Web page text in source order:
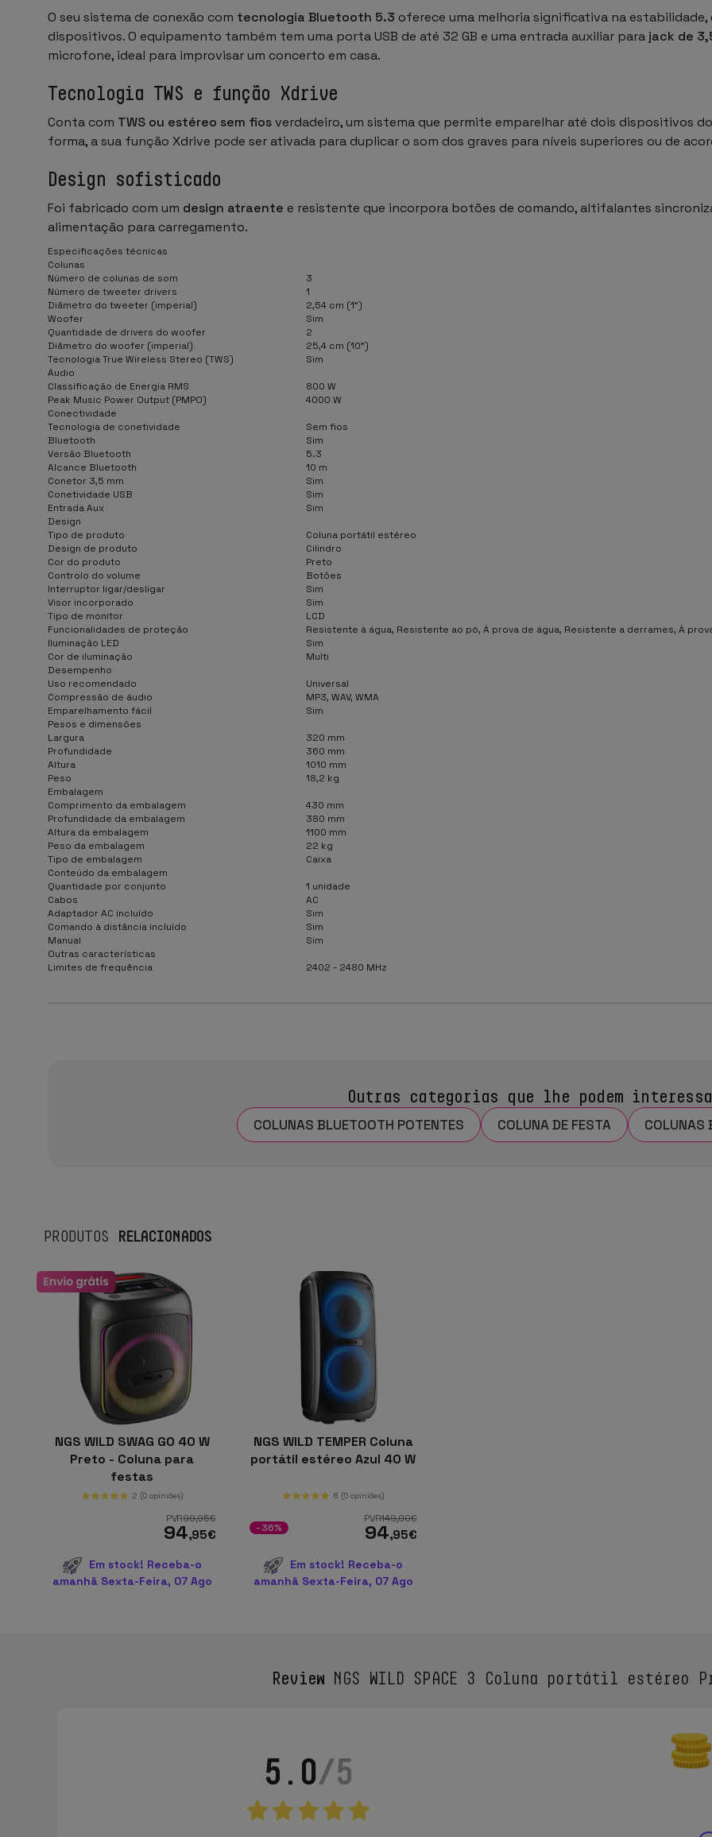
O seu sistema de conexão com tecnologia Bluetooth 5.3 oferece uma melhoria significativa na
dispositivos. O equipamento também tem uma porta USB de até 32 GB e uma entrada auxiliar para jack de
microfone, ideal para improvisar um concerto em casa.
Tecnologia TWS e função Xdrive
Conta com TWS ou estéreo sem fiosverdadeiro, um sistema que permite emparelhar até dois dispositivos
forma, a sua função Xdrive pode ser ativada para duplicar o som dos graves para níveis superiores ou de
Design sofisticado
Foi fabricado com um design atraente e resistente que incorpora botões de comando, altifalantes
alimentação para carregamento.
Especificações técnicas
Colunas
Número de colunas de som
3
Número de tweeter drivers
1
Diâmetro do tweeter (imperial)
2,54 cm (1")
Woofer
Sim
Quantidade de drivers do woofer
2
Diâmetro do woofer (imperial)
25,4 cm (10")
Tecnologia True Wireless Stereo (TWS)
Sim
Áudio
Classificação de Energia RMS
800 W
Peak Music Power Output (PMPO)
4000 W
Conectividade
Tecnologia de conetividade
Sem fios
Bluetooth
Sim
Versão Bluetooth
5.3
Alcance Bluetooth
10 m
Conetor 3,5 mm
Sim
Conetividade USB
Sim
Entrada Aux
Sim
Design
Tipo de produto
Coluna portátil estéreo
Design de produto
Cilindro
Cor do produto
Preto
Controlo do volume
Botões
Interruptor ligar/desligar
Sim
Visor incorporado
Sim
Tipo de monitor
LCD
Funcionalidades de proteção
Resistente à água, Resistente ao pó, À prova de água, Resistente a derrames, À
Iluminação LED
Sim
Cor de iluminação
Multi
Desempenho
Uso recomendado
Universal
Compressão de áudio
MP3, WAV, WMA
Emparelhamento fácil
Sim
Pesos e dimensões
Largura
320 mm
Profundidade
360 mm
Altura
1010 mm
Peso
18,2 kg
Embalagem
Comprimento da embalagem
430 mm
Profundidade da embalagem
380 mm
Altura da embalagem
1100 mm
Peso da embalagem
22 kg
Tipo de embalagem
Caixa
Conteúdo da embalagem
Quantidade por conjunto
1 unidade
Cabos
AC
Adaptador AC incluído
Sim
Comando à distância incluído
Sim
Manual
Sim
Outras características
Limites de frequência
2402 - 2480 MHz
Outras categorias que lhe podem
COLUNAS BLUETOOTH POTENTES COLUNA DE FESTA COLUNAS
PRODUTOS RELACIONADOS
NGS WILD SWAG GO 40 W
Preto - Coluna para
festas
2 (0 opiniões)
PVR99,95€
94,95€
Em stock! Receba-o
amanhã Sexta-Feira, 07 Ago
NGS WILD TEMPER Coluna
portátil estéreo Azul 40 W
6 (0 opiniões)
PVR149,00€
94,95€
-36%
Em stock! Receba-o
amanhã Sexta-Feira, 07 Ago
Review NGS WILD SPACE 3 Coluna portátil estéreo
5.0/5